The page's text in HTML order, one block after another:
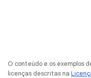
O conteúdo e os exemplos
licenças descritas na